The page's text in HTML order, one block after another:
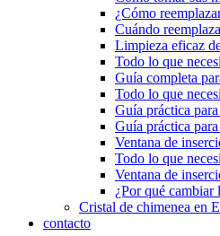
¿Cómo
Cuándo
Limpieza eficaz
Todo lo que
Guía completa
Todo lo que
Guía práctica
Guía práctica
Ventana de
Todo lo que
Ventana de
¿Por qué cambiar
Cristal de chimenea en
contacto